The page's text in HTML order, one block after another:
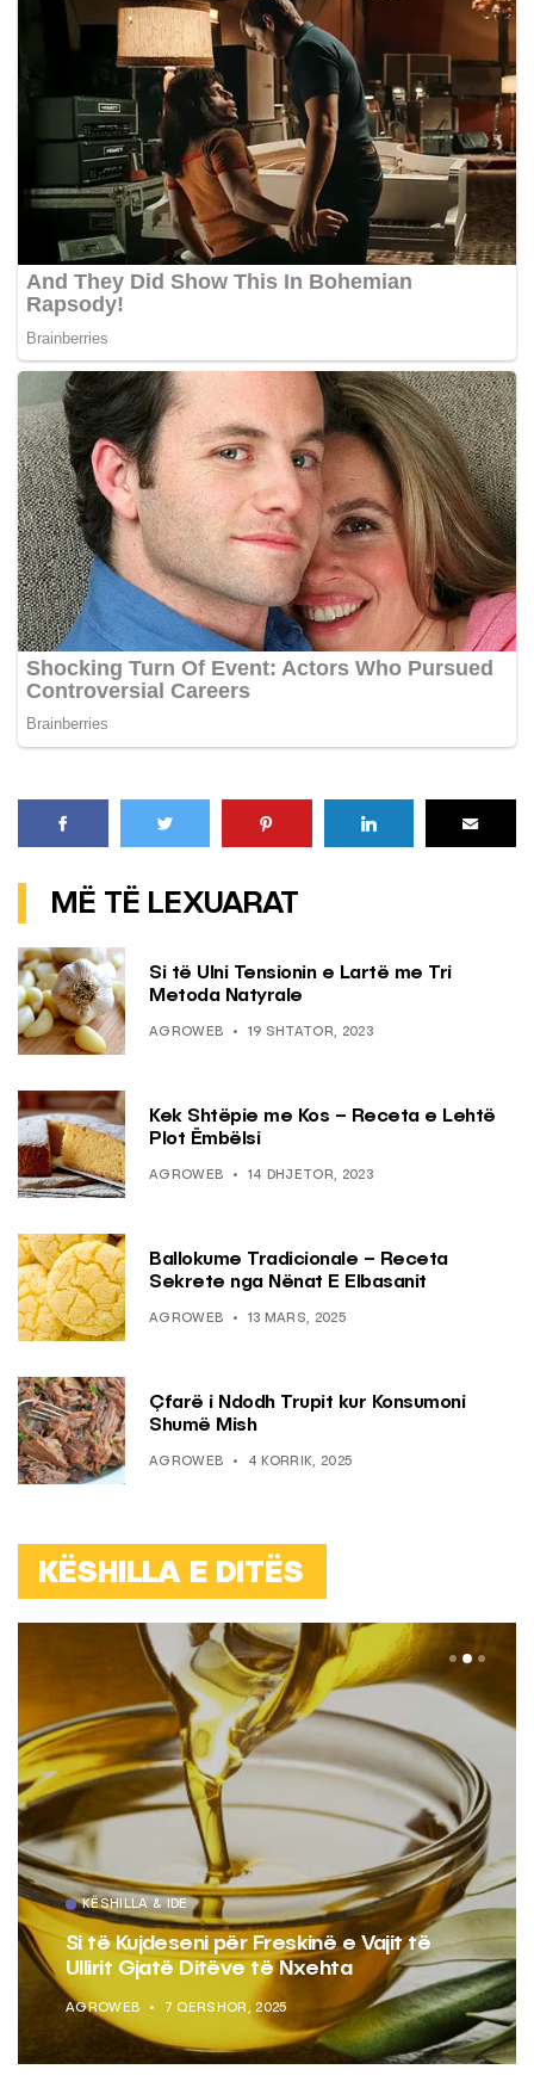
MË TË LEXUARAT
Si të Ulni Tensionin e Lartë me Tri
Metoda Natyrale
AGROWEB 19 SHTATOR, 2023
Kek Shtëpie me Kos – Receta e Lehtë
Plot Ëmbëlsi
AGROWEB 14 DHJETOR, 2023
Ballokume Tradicionale – Receta
Sekrete nga Nënat E Elbasanit
AGROWEB 13 MARS, 2025
Çfarë i Ndodh Trupit kur Konsumoni
Shumë Mish
AGROWEB 4 KORRIK, 2025
KËSHILLA E DITËS
KËSHILLA & IDE
Si të Kujdeseni për Freskinë e Vajit të
Ullirit Gjatë Ditëve të Nxehta
AGROWEB 7 QERSHOR, 2025